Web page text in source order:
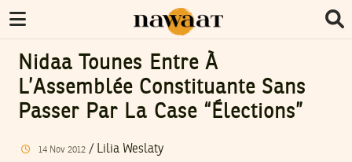
Nidaa Tounes Entre À
L’Assemblée Constituante Sans
Passer Par La Case “élections”
14 Nov 2012/ Lilia Weslaty